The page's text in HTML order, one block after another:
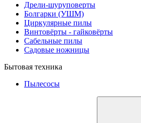
Дрели-шуруповерты
Болгарки (УШМ)
Циркулярные пилы
Винтовёрты - гайковёрты
Сабельные пилы
Садовые ножницы
Бытовая техника
Пылесосы